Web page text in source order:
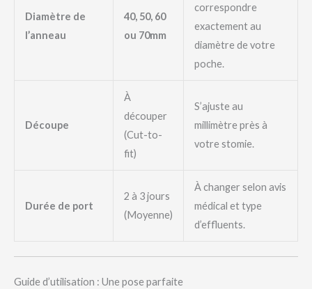
Diamètre de
l’anneau
40, 50, 60
ou 70mm
correspondre
exactement au
diamètre de votre
poche.
Découpe
À
découper
(Cut-to-
fit)
S’ajuste au
millimètre près à
votre stomie.
Durée de port
2 à 3 jours
(Moyenne)
À changer selon avis
médical et type
d’effluents.
Guide d’utilisation : Une pose parfaite